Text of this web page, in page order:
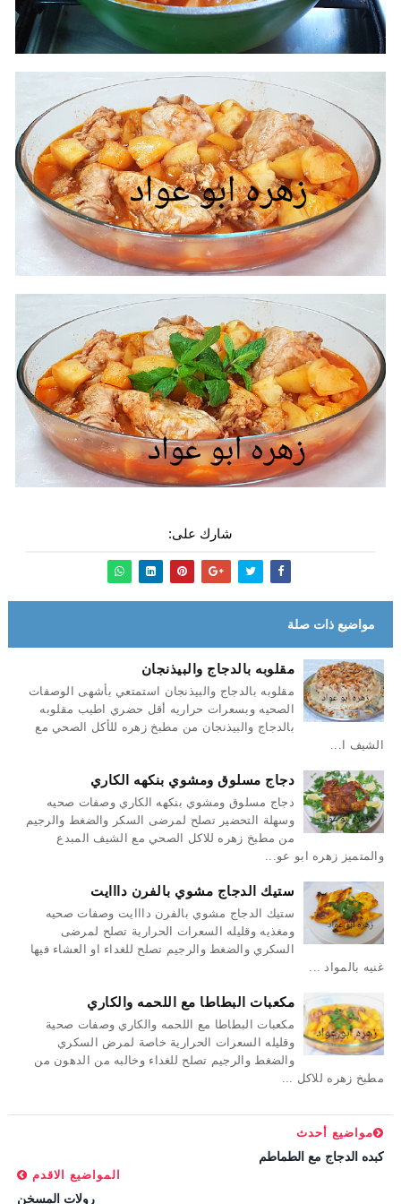
شارك على:
مواضيع ذات صلة
مقلوبه بالدجاج والبيذنجان
مقلوبه بالدجاج والبيذنجان استمتعي بأشهى الوصفات
الصحيه وبسعرات حراريه أقل حضري اطيب مقلوبه
بالدجاج والبيذنجان من مطبخ زهره للأكل الصحي مع
الشيف ا...
دجاج مسلوق ومشوي بنكهه الكاري
دجاج مسلوق ومشوي بنكهه الكاري وصفات صحيه
وسهلة التحضير تصلح لمرضى السكر والضغط والرجيم
من مطبخ زهره للاكل الصحي مع الشيف المبدع
والمتميز زهره ابو عو...
ستيك الدجاج مشوي بالفرن دااايت
ستيك الدجاج مشوي بالفرن دااايت وصفات صحيه
ومغذيه وقليله السعرات الحرارية تصلح لمرضى
السكري والضغط والرجيم تصلح للغداء او العشاء فيها
غنيه بالمواد ...
مكعبات البطاطا مع اللحمه والكاري
مكعبات البطاطا مع اللحمه والكاري وصفات صحية
وقليله السعرات الحرارية خاصة لمرض السكري
والضغط والرجيم تصلح للغداء وخالبه من الدهون من
مطبخ زهره للاكل ...
مواضيع أحدث
كبده الدجاج مع الطماطم
المواضيع الاقدم
رولات المسخن